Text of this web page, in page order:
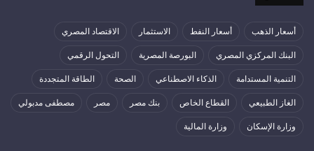
أسعار الذهب أسعار النفط الاستثمار الاقتصاد المصري
البنك المركزي المصري البورصة المصرية التحول الرقمي
التنمية المستدامة الذكاء الاصطناعي الصحة الطاقة المتجددة
الغاز الطبيعي القطاع الخاص بنك مصر مصر مصطفى مدبولي
وزارة الإسكان وزارة المالية